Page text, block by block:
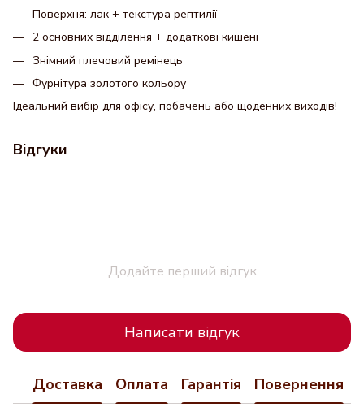
Поверхня: лак + текстура рептилії
2 основних відділення + додаткові кишені
Знімний плечовий ремінець
Фурнітура золотого кольору
Ідеальний вибір для офісу, побачень або щоденних виходів!
Відгуки
Додайте перший відгук
Написати відгук
Доставка Оплата Гарантія Повернення